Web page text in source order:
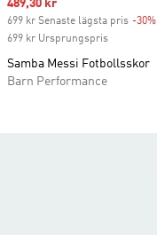
Sale price
489,30 kr
699 kr Senaste lägsta pris -30%
699 kr Ursprungspris
Samba Messi Fotbollsskor
Barn Performance